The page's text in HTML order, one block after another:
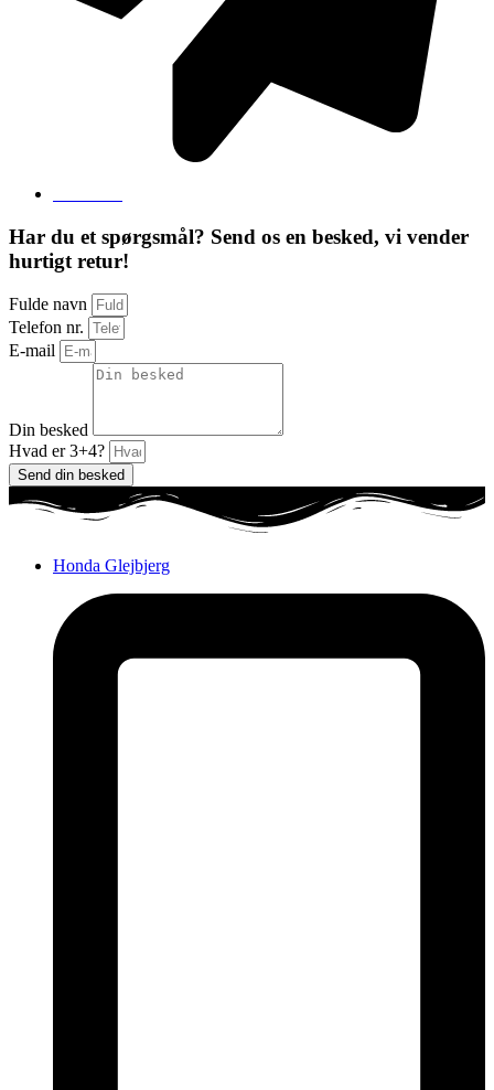
Har du et spørgsmål? Send os en besked, vi vender
hurtigt retur!
Fulde navn
Telefon nr.
E-mail
Din besked
Hvad er 3+4?
Send din besked
Honda Glejbjerg